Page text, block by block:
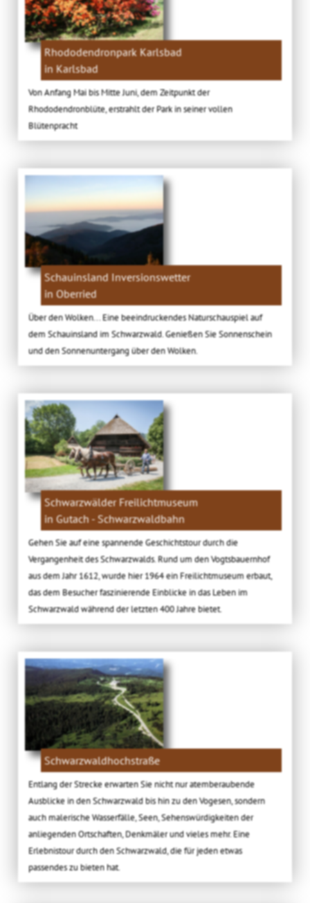
Rhododendronpark Karlsbad
in Karlsbad
Von Anfang Mai bis Mitte Juni, dem Zeitpunkt der
Rhododendronblüte, erstrahlt der Park in seiner vollen
Blütenpracht
Schauinsland Inversionswetter
in Oberried
Über den Wolken... Eine beeindruckendes Naturschauspiel auf
dem Schauinsland im Schwarzwald. Genießen Sie Sonnenschein
und den Sonnenuntergang über den Wolken.
Schwarzwälder Freilichtmuseum
in Gutach - Schwarzwaldbahn
Gehen Sie auf eine spannende Geschichtstour durch die
Vergangenheit des Schwarzwalds. Rund um den Vogtsbauernhof
aus dem Jahr 1612, wurde hier 1964 ein Freilichtmuseum erbaut,
das dem Besucher faszinierende Einblicke in das Leben im
Schwarzwald während der letzten 400 Jahre bietet.
Schwarzwaldhochstraße
Entlang der Strecke erwarten Sie nicht nur atemberaubende
Ausblicke in den Schwarzwald bis hin zu den Vogesen, sondern
auch malerische Wasserfälle, Seen, Sehenswürdigkeiten der
anliegenden Ortschaften, Denkmäler und vieles mehr. Eine
Erlebnistour durch den Schwarzwald, die für jeden etwas
passendes zu bieten hat.